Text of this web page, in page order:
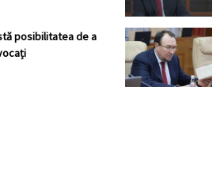
posibilitatea de a